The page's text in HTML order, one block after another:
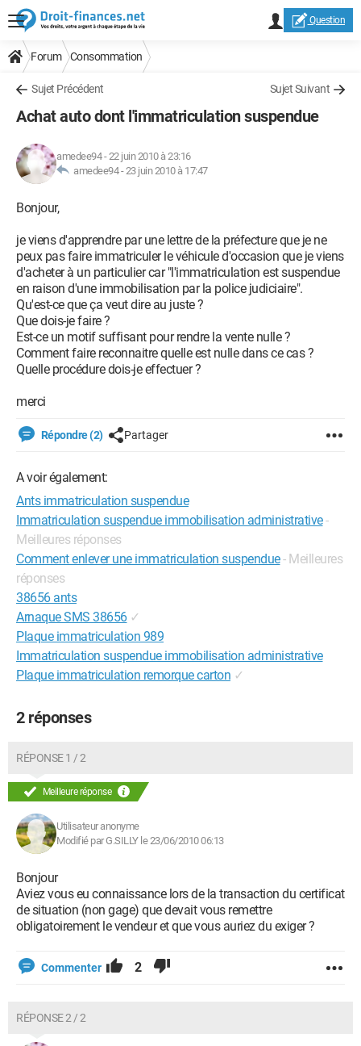
Question
Forum Consommation
Sujet Précédent Sujet Suivant
Achat auto dont l'immatriculation suspendue
amedee94-22 juin 2010 à 23:16
amedee94 -23 juin 2010 à 17:47
Bonjour,
je viens d'apprendre par une lettre de la préfecture que je ne
peux pas faire immatriculer le véhicule d'occasion que je viens
d'acheter à un particulier car "l'immatriculation est suspendue
en raison d'une immobilisation par la police judiciaire".
Qu'est-ce que ça veut dire au juste ?
Que dois-je faire ?
Est-ce un motif suffisant pour rendre la vente nulle ?
Comment faire reconnaitre quelle est nulle dans ce cas ?
Quelle procédure dois-je effectuer ?
merci
Répondre (2) Partager
A voir également:
Ants immatriculation suspendue
Immatriculation suspendue immobilisation administrative-
Meilleures réponses
Comment enlever une immatriculation suspendue- Meilleures
réponses
38656 ants
Arnaque SMS 38656 ✓
Plaque immatriculation 989
Immatriculation suspendue immobilisation administrative
Plaque immatriculation remorque carton ✓
2 réponses
RÉPONSE 1 / 2
Meilleure réponse
Utilisateur anonyme
Modifié par G.SILLY le 23/06/2010 06:13
Bonjour
Aviez vous eu connaissance lors de la transaction du certificat
de situation (non gage) que devait vous remettre
obligatoirement le vendeur et que vous auriez du exiger ?
Commenter 2
RÉPONSE 2 / 2